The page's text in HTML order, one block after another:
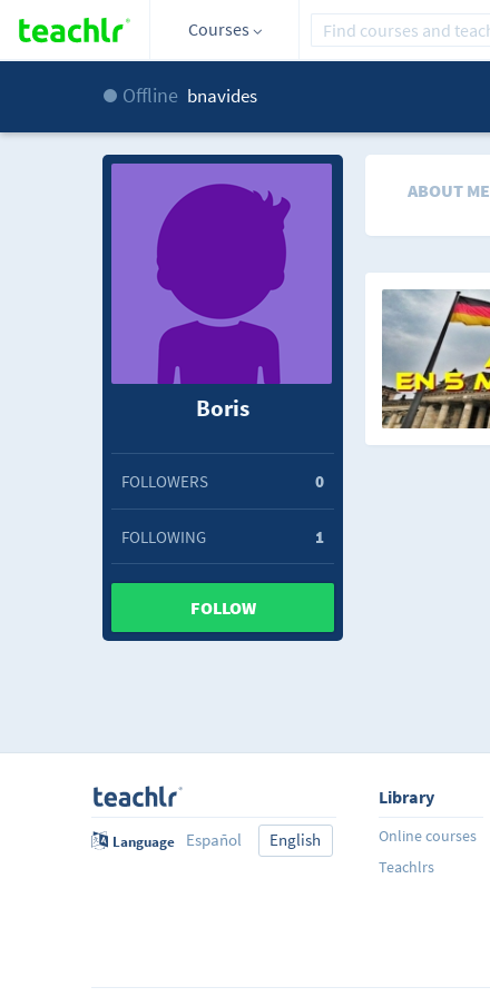
Courses
Offline bnavides
Boris
FOLLOWERS 0
FOLLOWING 1
FOLLOW
ABOUT ME
Language Español English
Library
Online courses
Teachlrs